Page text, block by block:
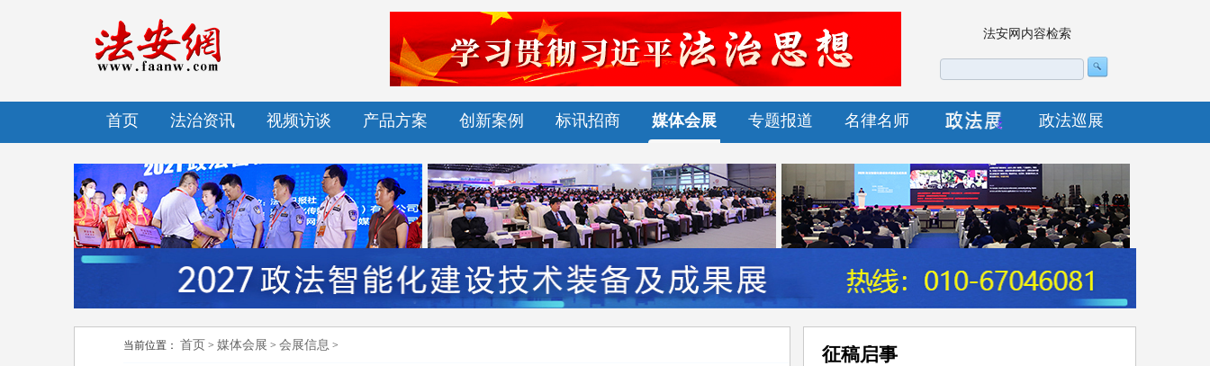
法安网内容检索
首页 法治资讯 视频访谈 产品方案 创新案例 标讯招商 媒体会展 专题报道 名律名师 政法巡展
当前位置： 首页 > 媒体会展 > 会展信息 > 征稿启事